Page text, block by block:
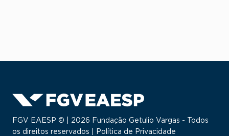
FGV EAESP © | 2026 Fundação Getulio Vargas - Todos
os direitos reservados |
Política de Privacidade